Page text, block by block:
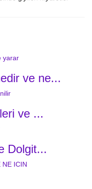
ve ne...
ve ...
Dolgit...